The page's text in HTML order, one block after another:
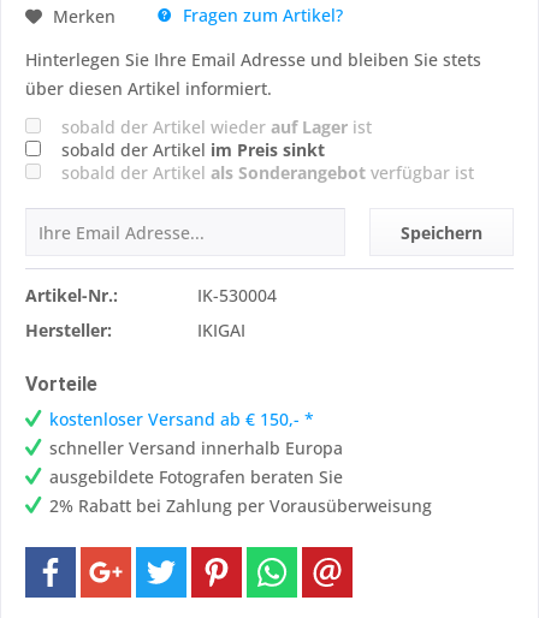
Merken
Fragen zum Artikel?
Hinterlegen Sie Ihre Email Adresse und bleiben Sie stets
über diesen Artikel informiert.
sobald der Artikel wieder auf Lager ist
sobald der Artikel im Preis sinkt
sobald der Artikel als Sonderangebot verfügbar ist
Speichern
Artikel-Nr.:
IK-530004
Hersteller:
IKIGAI
Vorteile
kostenloser Versand ab € 150,- *
schneller Versand innerhalb Europa
ausgebildete Fotografen beraten Sie
2% Rabatt bei Zahlung per Vorausüberweisung